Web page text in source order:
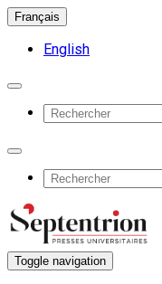
Français
English
Toggle navigation